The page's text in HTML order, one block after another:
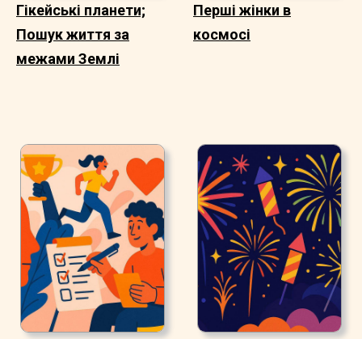
Гікейські планети;
Пошук життя за
межами Землі
Перші жінки в
космосі